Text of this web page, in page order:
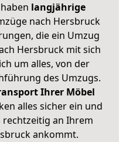
langjährige
nach Hersbruck
die ein Umzug
Hersbruck mit sich
um alles, von der
des Umzugs.
Ihrer Möbel
alles sicher ein und
rechtzeitig an Ihrem
ankommt.